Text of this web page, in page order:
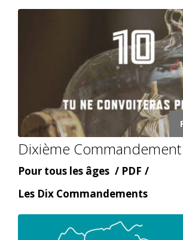
Launch
audio
modal
Dixième
Âge
Pour tous les âges
Content
PDF
Content
Les Dix Commandements